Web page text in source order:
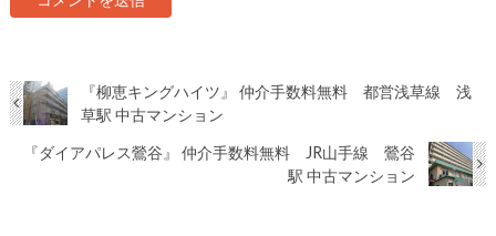
『柳恵キングハイツ』 仲介手数料無料 都営浅草線 浅
草駅 中古マンション
『ダイアパレス鶯谷』 仲介手数料無料 JR山手線 鶯谷
駅 中古マンション